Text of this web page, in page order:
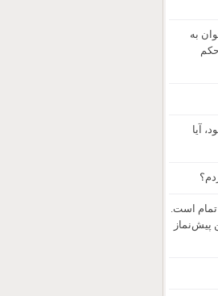
آیا نماز میت را می‌توان به
در باره حکم
آیا
نماز خواند نماز او تمام است.
پیش‌نماز